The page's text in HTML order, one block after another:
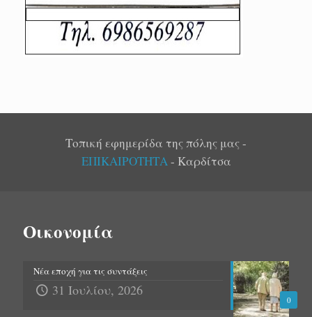
Τοπική εφημερίδα της πόλης μας -
ΕΠΙΚΑΙΡΟΤΗΤΑ - Καρδίτσα
Οικονομία
0
Νέα εποχή για τις συντάξεις
31 Ιουλίου, 2026